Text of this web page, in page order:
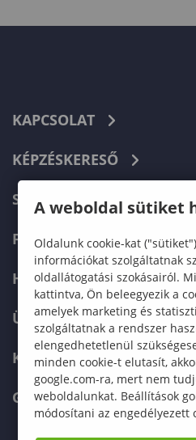
KAPCSOLAT
KÉPZÉSKERESŐ
SZERVEZETI FELÉPÍTÉS
FELVÉTELIZŐKNEK
HALLGATÓKNAK
ÜZLETI PARTNEREKNEK
KARRIER
GREEN UNIVERSITY
A weboldal sütiket
Oldalunk cookie-kat
információkat szolgáltatnak
oldallátogatási szokásairól.
kattintva, Ön beleegyezik a
amelyek marketing és
szolgáltatnak a rendszer
elengedhetetlenül
minden cookie-t elutasít,
google.com-ra, mert nem
weboldalunkat. Beállítások
módosítani az engedélyezett